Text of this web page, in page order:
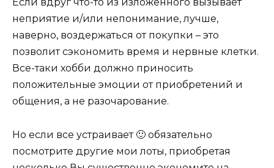
Если вдруг что-то из изложенного вызывает
неприятие и/или непонимание, лучше,
наверно, воздержаться от покупки – это
позволит сэкономить время и нервные клетки.
Все-таки хобби должно приносить
положительные эмоции от приобретений и
общения, а не разочарование.
Но если все устраивает 🙂 обязательно
посмотрите другие мои лоты, приобретая